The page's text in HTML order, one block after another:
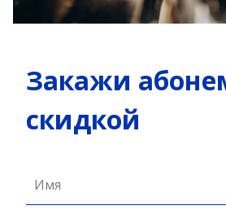
Закажи
скидкой
Имя